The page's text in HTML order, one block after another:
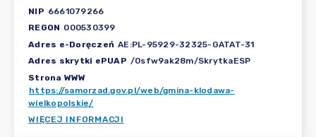
NIP 6661079266
REGON 000530399
Adres e-Doręczeń AE:PL-95929-32325-GATAT-31
Adres skrytki ePUAP /0sfw9ak28m/SkrytkaESP
Strona WWW
https://samorzad.gov.pl/web/gmina-klodawa-
wielkopolskie/
WIĘCEJ INFORMACJI